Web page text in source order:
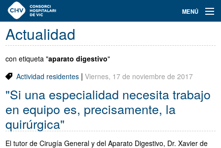
Navegación
principal
MENÚ
Actualidad
Conoce el Consorci
Especialidades
Oferta de plazas
Ser residente
Contacto
Actualidad
con etiqueta "aparato digestivo"
Actividad residentes| Viernes, 17 de noviembre de 2017
"Si una especialidad necesita trabajo
en equipo es, precisamente, la
quirúrgica"
El tutor de Cirugía General y del Aparato Digestivo, Dr. Xavier de